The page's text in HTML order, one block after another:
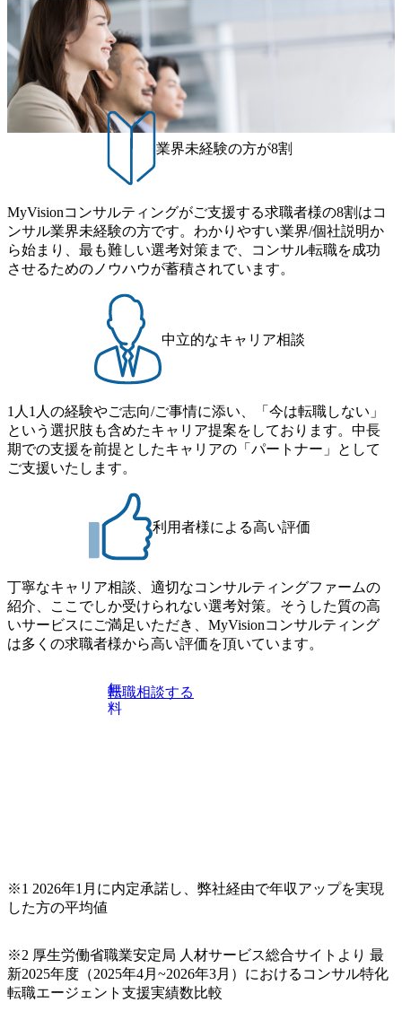
案、人事組織テーマに強みを持ち、メディア・エンタメ業
界においてはDX戦略立案、NFT等の新規事業立案を得意と
する。 - 藏満 一馬氏：アクセンチュア出身。金融業界を中
心に、DX戦略策定、新規事業立案、組織変革、規制対応等
の幅広いプロジェクトを主導する。 - 天野 善仁氏：19卒Pw
C出身。Xspear最年少シニアマネージャー 社員インタビュー
ページ (https://www.xspear.co.jp/career/interviews/) 戦略だけの
コンサルは終わり──コンサル業界の風雲児に聞く。“これ
から”のコンサルの在り方 (https://www.businessinsider.jp/articl
e/20250205-simplex-xspear/) Xspear Consultingがえるぼし認定
を取得 (https://www.agara.co.jp/article/382811) シンプレクスと
Xspear Consultingが、東京都港区の行政手続き100%デジタル
化を支援 (https://www.afpbb.com/articles/-/3520247) 【未経験
者】 ・年収UPでのオファー ・ワンプールで様々なインダ
流工程、先端技術を学べる環境 【コンサルファーム経験
者】 ・専門領域に軸足を置きながら、他領域にもチャレン
ジできる環境 ・タイトルアップでのオファー ・現職ファー
ムより高いオファー年収 ・実力主義でプロモーションでき
る（ダブルスキップもあり） ・週に1度のアサインｍｔｇで
果、なりたいキャリアを反映できるｐｊにアサインしても
らえる ・シンプレクスというテクノロジーに強い部隊がい
るため、エンジニアの視点からも協業しクライアントへ価
値提供できる ・デリバリー中心の案件もあればセールス中
心の案件もあり、個々の裁量や得意領域に合わせた売り上
げの立て方を選べる ここ1年で社員数60名⇒100名超、売上
今期18億円⇒来期30億円（いずれも約170％アップ）と急成
長中のファームである また、成長中ファームのため優秀な
上司の近くで働けるチャンスも多い(ボストン・コンサルテ
ィング・グループ出身者等 (https://www.xspear.co.jp/member/ta
keto_kajita/)） 多様なメンバー、多様なプロジェクトによる
自己成長機会が多く、新たなチャレンジが可能 100名規模に
も関わらず、外資系戦略コンサルティングファームや総合
り、常に刺激を受けながらプロジェクトワークが可能 総合
コンサルティングファームの名の通り、全方位のクライア
サルティングファームの立ち上げフェーズに関わることが
できる 豊富な経験を持つコンサル経験者の場合は、自らチ
ーションの開発 など) シンプレクスの顧客基盤、エンジニ
アケイパビリティを活かた確度の高い事業立ち上げが経験
できる 2026年8月21日(金) 19:30〜21:30 (19:20開場) 2026年8
ができる 【休日】 土日祝休みの完全週休2日制 2025年度の
年間休日は125日（GW8日、夏季9日、年末年始9日） 有給
休暇は年間24日（4月1日入社の場合）で、入社日に付与さ
れます。 年次有給休暇の残日数は、翌年度に繰り越すこと
ができます。 慶弔休暇は、事由により取得可能日数は異な
りますが、3～7日の連続休暇を取得できます。 リフレッシ
ュ休暇は、規程で定める勤続年数ごとに、連続5日のリフレ
ッシュ休暇を取得できます。 【育児や子の看護、介護など
の制度】 育児休暇： 対象：小学校1年修了時の3月31日まで
の子を育てるすべての従業員※期間：通算3年間 短時間勤
日2時間15分まで、始業・終業時刻の繰り上げ・繰り下げが
可能 子の看護休暇： 子1人につき5日まで取得でき、1時間
単位で取得することも可能 家族看護休暇： 5日まで取得で
き、1時間単位で取得することも可能 【独身寮、住宅手当制
度など】 独身寮：富山事業所の近くに、白風寮と青風寮の2
つの寮があり、以下の入居基準を満たす方が入居可能で
す。 ＜入居基準＞ ・満33歳までの独身者 ・自宅から勤務地
までの通勤総時間が2時間を超えること 住宅手当： 本社の
近くには独身寮や社宅等が無いため、条件を満たす方には
住宅手当を支給します。 また、独身寮は男性のみの入居と
なるため、入居基準を満たす女性には住宅手当を支給しま
す。 住宅手当は、一般賃貸物件を従業員が契約し、規程で
定める金額を会社が支払います。 その他： 採用時や転勤等
による引っ越し費用は、会社が負担します。 2026年8月18日
(火) 19:00～20:00 2026年8月13日(木) 16:00 応募をご検討され
ている方を対象に、会社説明会を実施予定です。 ● 求人名
・【富山】半導体製造装置の生産エンジニア(製造・生産工
程の管理業務) ※主任候補・リーダークラス ・【砺波】半
導体製造装置の生産エンジニア(製造・生産工程の管理業務)
※顔出しは不要です。ご質問頂く際のみ、顔出ししていた
だければと存じます。
業界未経験の方が8割
MyVisionコンサルティングがご支援する求職者様の8割はコ
ンサル業界未経験の方です。わかりやすい業界/個社説明か
ら始まり、最も難しい選考対策まで、コンサル転職を成功
させるためのノウハウが蓄積されています。
中立的なキャリア相談
1人1人の経験やご志向/ご事情に添い、「今は転職しない」
という選択肢も含めたキャリア提案をしております。中長
期での支援を前提としたキャリアの「パートナー」として
ご支援いたします。
利用者様による高い評価
丁寧なキャリア相談、適切なコンサルティングファームの
紹介、ここでしか受けられない選考対策。そうした質の高
いサービスにご満足いただき、MyVisionコンサルティング
は多くの求職者様から高い評価を頂いています。
無
料
転職相談する
※1 2026年1月に内定承諾し、弊社経由で年収アップを実現
した方の平均値
※2 厚生労働省職業安定局 人材サービス総合サイトより 最
新2025年度（2025年4月~2026年3月）におけるコンサル特化
転職エージェント支援実績数比較